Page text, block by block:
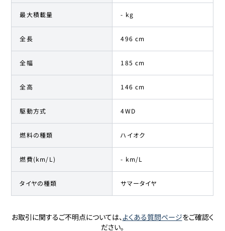
最大積載量 - kg
全長 496 cm
全幅 185 cm
全高 146 cm
駆動方式 4WD
燃料の種類 ハイオク
燃費(km/L) - km/L
タイヤの種類 サマータイヤ
お取引に関するご不明点については、よくある質問ページをご確認く
ださい。